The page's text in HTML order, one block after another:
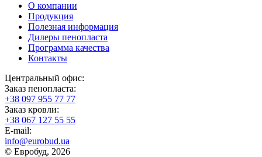
О компании
Продукция
Полезная информация
Дилеры пенопласта
Программа качества
Контакты
Центральный офис:
Заказ пенопласта:
+38 097 955 77 77
Заказ кровли:
+38 067 127 55 55
Е-mail:
info@eurobud.ua
© Евробуд, 2026